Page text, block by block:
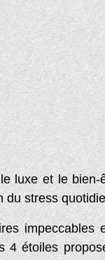
luxe et le
du stress
impeccables
étoiles